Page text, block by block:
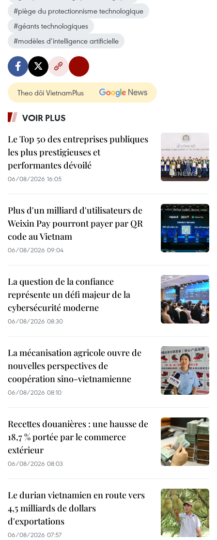
#piège du protectionnisme technologique
#géants technologiques
#modèles d’intelligence artificielle
Theo dõi VietnamPlus
VOIR PLUS
Le Top 50 des entreprises publiques
les plus prestigieuses et
performantes dévoilé
06/08/2026 16:05
Plus d'un milliard d'utilisateurs de
Weixin Pay pourront payer par QR
code au Vietnam
06/08/2026 09:04
La question de la confiance
représente un défi majeur de la
cybersécurité moderne
06/08/2026 08:30
La mécanisation agricole ouvre de
nouvelles perspectives de
coopération sino-vietnamienne
06/08/2026 08:10
Recettes douanières : une hausse de
18,7 % portée par le commerce
extérieur
06/08/2026 08:03
Le durian vietnamien en route vers
4,5 milliards de dollars
d'exportations
06/08/2026 07:57